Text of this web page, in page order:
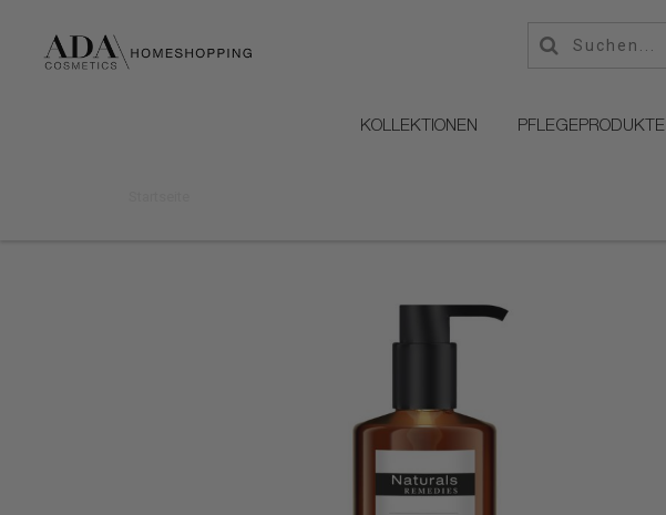
KOLLEKTIONEN PFLEGEPRODUKTE